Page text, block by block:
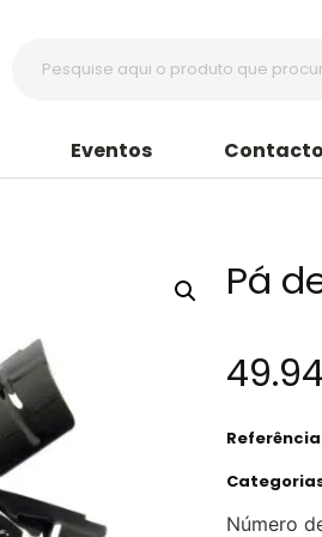
Eventos
Pá
49.94
Número